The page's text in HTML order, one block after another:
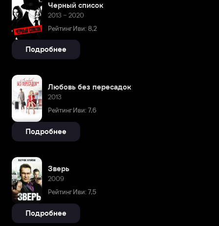
Черный список
2013 – 2020
Рейтинг Иви: 8,2
Подробнее
Любовь без пересадок
2013
Рейтинг Иви: 7,6
Подробнее
Зверь
2009
Рейтинг Иви: 7,5
Подробнее